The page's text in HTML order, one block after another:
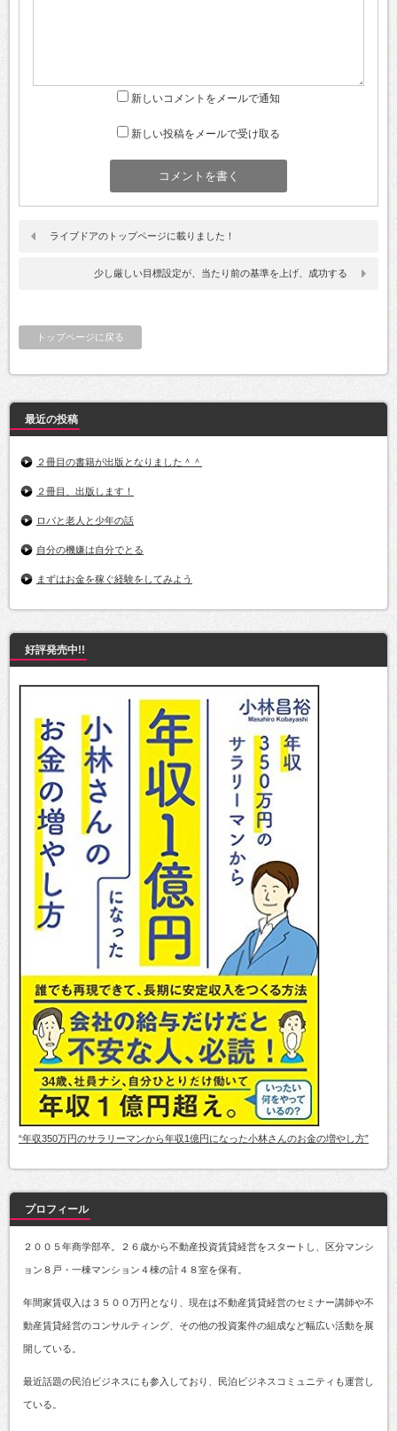
新しいコメントをメールで通知
新しい投稿をメールで受け取る
ライブドアのトップページに載りました！
少し厳しい目標設定が、当たり前の基準を上げ、成功する
トップページに戻る
最近の投稿
２冊目の書籍が出版となりました＾＾
２冊目、出版します！
ロバと老人と少年の話
自分の機嫌は自分でとる
まずはお金を稼ぐ経験をしてみよう
好評発売中!!
“年収350万円のサラリーマンから年収1億円になった小林さんのお金の増やし方”
プロフィール
２００５年商学部卒。２６歳から不動産投資賃貸経営をスタートし、区分マンシ
ョン８戸・一棟マンション４棟の計４８室を保有。
年間家賃収入は３５００万円となり、現在は不動産賃貸経営のセミナー講師や不
動産賃貸経営のコンサルティング、その他の投資案件の組成など幅広い活動を展
開している。
最近話題の民泊ビジネスにも参入しており、民泊ビジネスコミュニティも運営し
ている。